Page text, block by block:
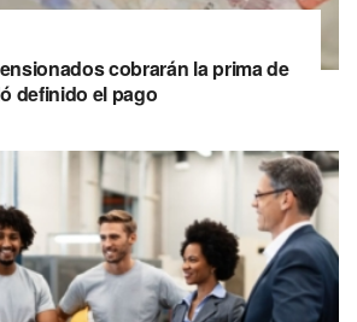
cobrarán la prima de
definido el pago